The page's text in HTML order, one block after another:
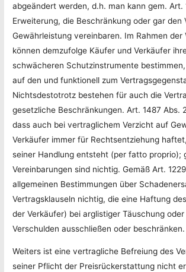
abgeändert werden, d.h. man kann gem. Art.
Erweiterung, die Beschränkung oder gar den
Gewährleistung vereinbaren. Im Rahmen der
können demzufolge Käufer und Verkäufer
schwächeren Schutzinstrumente
auf den und funktionell zum
Nichtsdestotrotz bestehen für auch die
gesetzliche Beschränkungen. Art. 1487 Abs.
dass auch bei vertraglichem Verzicht auf
Verkäufer immer für Rechtsentziehung
seiner Handlung entsteht (per fatto proprio);
Vereinbarungen sind nichtig. Gemäß Art.
allgemeinen Bestimmungen über
Vertragsklauseln nichtig, die eine Haftung
der Verkäufer) bei arglistiger Täuschung
Verschulden ausschließen oder beschränken.
Weiters ist eine vertragliche Befreiung des
seiner Pflicht der Preisrückerstattung nicht